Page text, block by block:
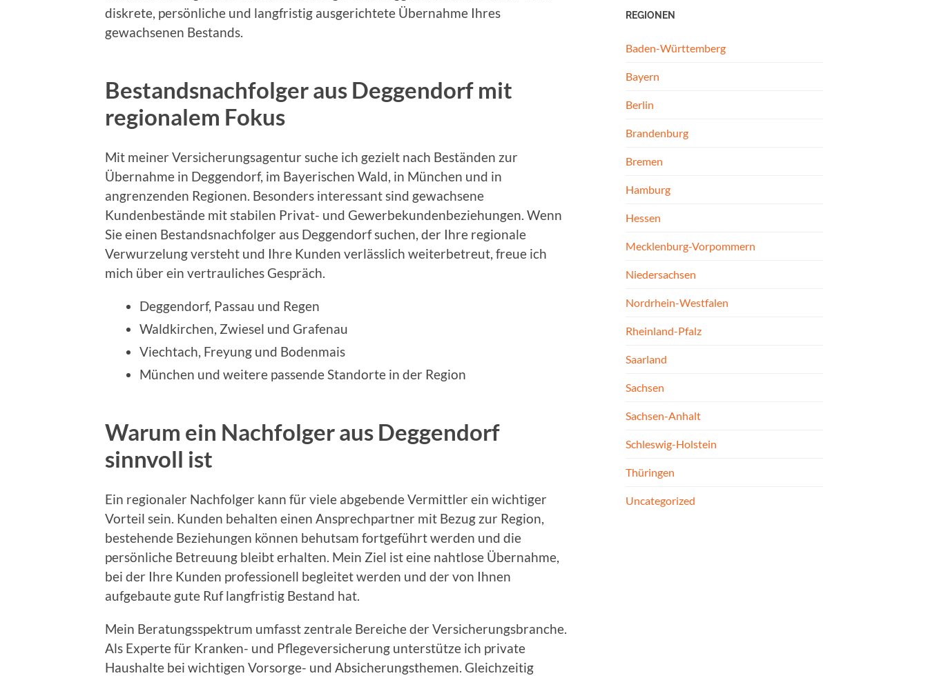
diskrete, persönliche und langfristig ausgerichtete Übernahme Ihres
gewachsenen Bestands.
Bestandsnachfolger aus Deggendorf mit
regionalem Fokus
Mit meiner Versicherungsagentur suche ich gezielt nach Beständen zur
Übernahme in Deggendorf, im Bayerischen Wald, in München und in
angrenzenden Regionen. Besonders interessant sind gewachsene
Kundenbestände mit stabilen Privat- und Gewerbekundenbeziehungen. Wenn
Sie einen Bestandsnachfolger aus Deggendorf suchen, der Ihre regionale
Verwurzelung versteht und Ihre Kunden verlässlich weiterbetreut, freue ich
mich über ein vertrauliches Gespräch.
Deggendorf, Passau und Regen
Waldkirchen, Zwiesel und Grafenau
Viechtach, Freyung und Bodenmais
München und weitere passende Standorte in der Region
Warum ein Nachfolger aus Deggendorf
sinnvoll ist
Ein regionaler Nachfolger kann für viele abgebende Vermittler ein wichtiger
Vorteil sein. Kunden behalten einen Ansprechpartner mit Bezug zur Region,
bestehende Beziehungen können behutsam fortgeführt werden und die
persönliche Betreuung bleibt erhalten. Mein Ziel ist eine nahtlose Übernahme,
bei der Ihre Kunden professionell begleitet werden und der von Ihnen
aufgebaute gute Ruf langfristig Bestand hat.
Mein Beratungsspektrum umfasst zentrale Bereiche der Versicherungsbranche.
Als Experte für Kranken- und Pflegeversicherung unterstütze ich private
Haushalte bei wichtigen Vorsorge- und Absicherungsthemen. Gleichzeitig
REGIONEN
Baden-Württemberg
Bayern
Berlin
Brandenburg
Bremen
Hamburg
Hessen
Mecklenburg-Vorpommern
Niedersachsen
Nordrhein-Westfalen
Rheinland-Pfalz
Saarland
Sachsen
Sachsen-Anhalt
Schleswig-Holstein
Thüringen
Uncategorized